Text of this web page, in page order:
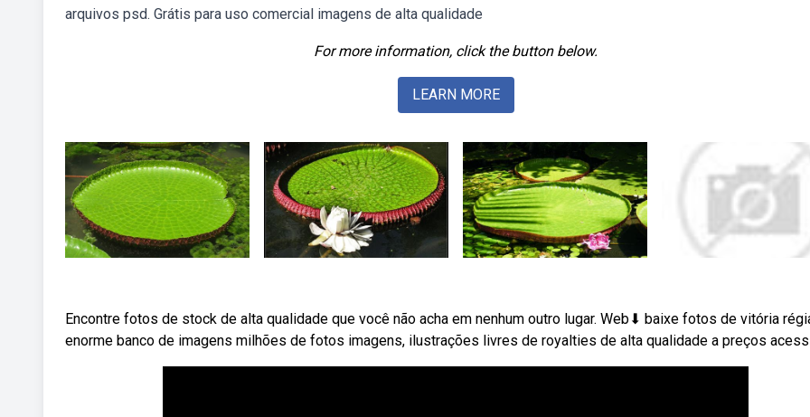
arquivos psd. Grátis para uso comercial imagens de alta qualidade
For more information, click the button below.
LEARN MORE
Encontre fotos de stock de alta qualidade que você não acha em nenhum outro lugar. Web⬇ baixe fotos de vitória
enorme banco de imagens milhões de fotos imagens, ilustrações livres de royalties de alta qualidade a preços